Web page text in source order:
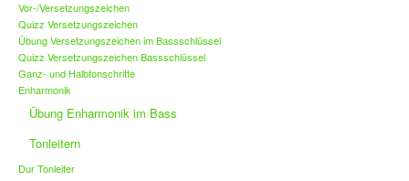
Vor-/Versetzungszeichen
Quizz Versetzungszeichen
Übung Versetzungszeichen im Bassschlüssel
Quizz Versetzungszeichen Bassschlüssel
Ganz- und Halbtonschritte
Enharmonik
Übung Enharmonik im Bass
Tonleitern
Dur Tonleiter